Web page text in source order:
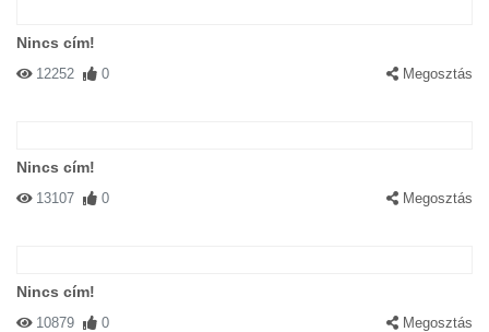
Nincs cím!
12252 0 Megosztás
Nincs cím!
13107 0 Megosztás
Nincs cím!
10879 0 Megosztás